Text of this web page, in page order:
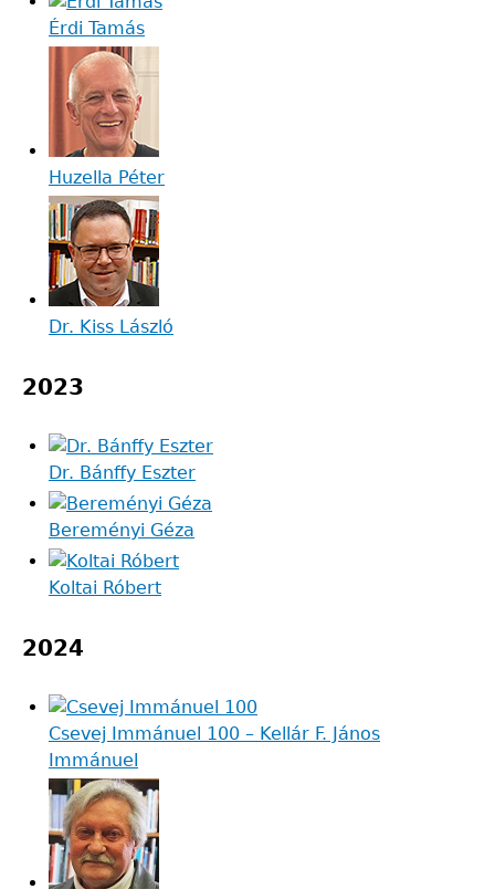
Érdi Tamás
Huzella Péter
Dr. Kiss László
2023
Dr. Bánffy Eszter
Bereményi Géza
Koltai Róbert
2024
Csevej Immánuel 100 – Kellár F. János
Immánuel